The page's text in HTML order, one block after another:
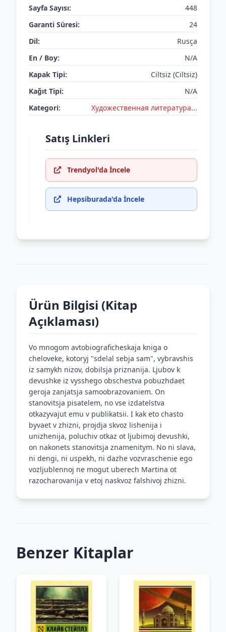
Sayfa Sayısı:
448
Garanti Süresi:
24
Dil:
Rusça
En / Boy:
N/A
Kapak Tipi:
Ciltsiz (Ciltsiz)
Kağıt Tipi:
N/A
Kategori:
Художественная литература...
Satış Linkleri
Trendyol'da İncele
Hepsiburada'da İncele
Ürün Bilgisi (Kitap
Açıklaması)
Vo mnogom avtobiograficheskaja kniga o
cheloveke, kotoryj "sdelal sebja sam", vybravshis
iz samykh nizov, dobilsja priznanija. Ljubov k
devushke iz vysshego obschestva pobuzhdaet
geroja zanjatsja samoobrazovaniem. On
stanovitsja pisatelem, no vse izdatelstva
otkazyvajut emu v publikatsii. I kak eto chasto
byvaet v zhizni, projdja skvoz lishenija i
unizhenija, poluchiv otkaz ot ljubimoj devushki,
on nakonets stanovitsja znamenitym. No ni slava,
ni dengi, ni uspekh, ni dazhe vozvraschenie ego
vozljublennoj ne mogut uberech Martina ot
razocharovanija v etoj naskvoz falshivoj zhizni.
Benzer Kitaplar